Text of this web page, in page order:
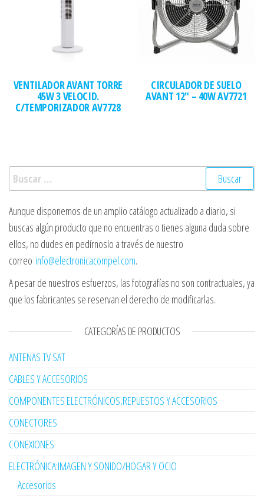
VENTILADOR AVANT TORRE
45W 3 VELOCID.
C/TEMPORIZADOR AV7728
CIRCULADOR DE SUELO
AVANT 12″ – 40W AV7721
Buscar:
Aunque disponemos de un amplio catálogo actualizado a diario, si
buscas algún producto que no encuentras o tienes alguna duda sobre
ellos, no dudes en pedírnoslo a través de nuestro
correo info@electronicacompel.com.
A pesar de nuestros esfuerzos, las fotografías no son contractuales, ya
que los fabricantes se reservan el derecho de modificarlas.
CATEGORÍAS DE PRODUCTOS
ANTENAS TV SAT
CABLES Y ACCESORIOS
COMPONENTES ELECTRÓNICOS,REPUESTOS Y ACCESORIOS
CONECTORES
CONEXIONES
ELECTRÓNICA:IMAGEN Y SONIDO/HOGAR Y OCIO
Accesorios